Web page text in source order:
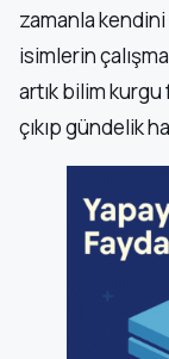
zamanla
isimlerin
artık bilim
çıkıp gündelik